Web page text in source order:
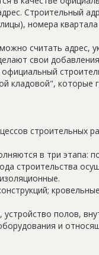
Строительный
номера
считать адрес,
свои
кладовой", которые
строительных
в три этапа:
строительства
полов,
и